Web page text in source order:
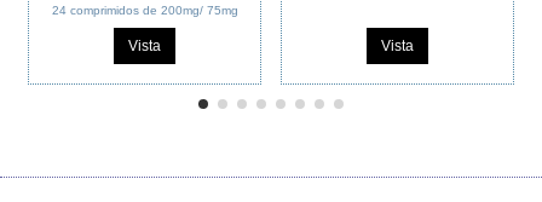
24 comprimidos de 200mg/ 75mg
Vista Vista